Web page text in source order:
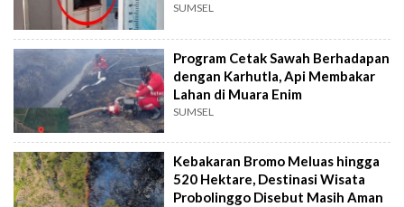
SUMSEL
Program Cetak Sawah Berhadapan
dengan Karhutla, Api Membakar
Lahan di Muara Enim
SUMSEL
Kebakaran Bromo Meluas hingga
520 Hektare, Destinasi Wisata
Probolinggo Disebut Masih Aman